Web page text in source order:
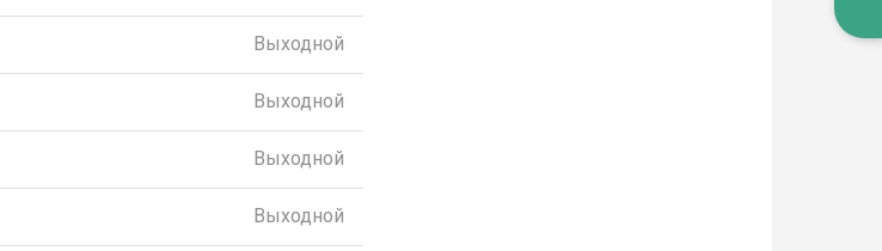
Выходной
Выходной
Выходной
Выходной